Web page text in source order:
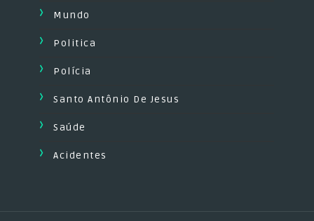
Mundo
Politica
Polícia
Santo Antônio De Jesus
Saúde
Acidentes